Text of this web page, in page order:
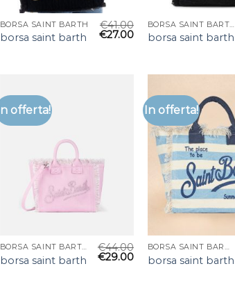
BORSA SAINT BARTH
borsa saint barth
€41.00
€27.00
BORSA SAINT BARTH
borsa saint barth
In offerta!
BORSA SAINT BARTH
borsa saint barth
€44.00
€29.00
In offerta!
BORSA SAINT BARTH
borsa saint barth